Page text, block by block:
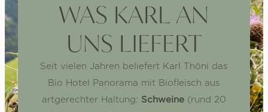
WAS KARL AN
UNS LIEFERT
Seit vielen Jahren beliefert Karl Thöni das
Bio Hotel Panorama mit Biofleisch aus
artgerechter Haltung: Schweine(rund 20